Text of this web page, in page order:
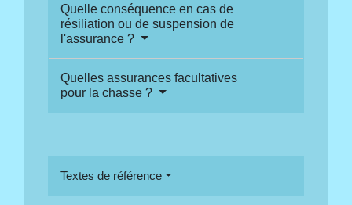
Quelle conséquence en cas de
résiliation ou de suspension de
l'assurance ?
Quelles assurances facultatives
pour la chasse ?
Textes de référence